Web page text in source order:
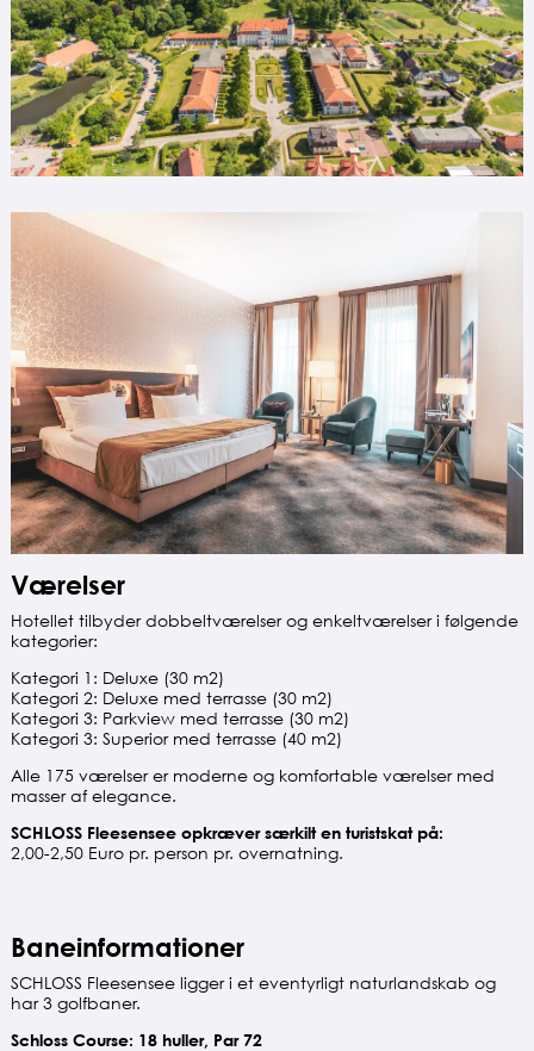
Værelser
Hotellet tilbyder dobbeltværelser og enkeltværelser i følgende
kategorier:
Kategori 1: Deluxe (30 m2)
Kategori 2: Deluxe med terrasse (30 m2)
Kategori 3: Parkview med terrasse (30 m2)
Kategori 3: Superior med terrasse (40 m2)
Alle 175 værelser er moderne og komfortable værelser med
masser af elegance.
SCHLOSS Fleesensee opkræver særkilt en turistskat på:
2,00-2,50 Euro pr. person pr. overnatning.
Baneinformationer
SCHLOSS Fleesensee ligger i et eventyrligt naturlandskab og
har 3 golfbaner.
Schloss Course: 18 huller, Par 72